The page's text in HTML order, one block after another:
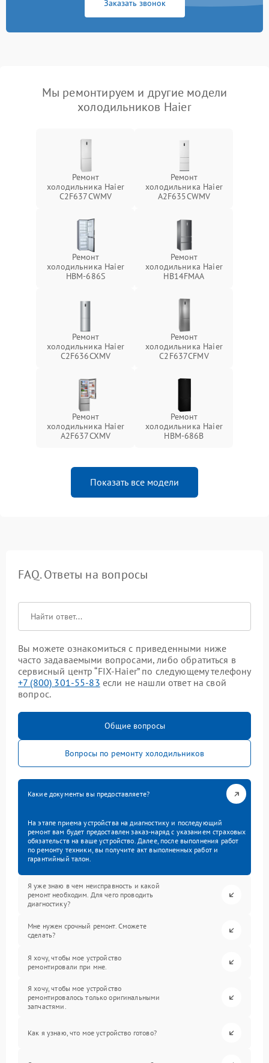
Заказать звонок
Мы ремонтируем и другие модели
холодильников Haier
Ремонт
холодильника Haier
C2F637CWMV
Ремонт
холодильника Haier
A2F635CWMV
Ремонт
холодильника Haier
HBM-686S
Ремонт
холодильника Haier
HB14FMAA
Ремонт
холодильника Haier
C2F636CXMV
Ремонт
холодильника Haier
C2F637CFMV
Ремонт
холодильника Haier
A2F637CXMV
Ремонт
холодильника Haier
HBM-686B
Показать все модели
FAQ. Ответы на вопросы
Вы можете ознакомиться с приведенными ниже
часто задаваемыми вопросами, либо обратиться в
сервисный центр “FIX-Haier” по следующему телефону
+7 (800) 301-55-83 если не нашли ответ на свой
вопрос.
Общие вопросы
Вопросы по ремонту холодильников
Какие документы вы предоставляете?
На этапе приема устройства на диагностику и последующий
ремонт вам будет предоставлен заказ-наряд с указанием страховых
обязательств на ваше устройство. Далее, после выполнения работ
по ремонту техники, вы получите акт выполненных работ и
гарантийный талон.
Я уже знаю в чем неисправность и какой
ремонт необходим. Для чего проводить
диагностику?
Мне нужен срочный ремонт. Сможете
сделать?
Я хочу, чтобы мое устройство
ремонтировали при мне.
Я хочу, чтобы мое устройство
ремонтировалось только оригинальными
запчастями.
Как я узнаю, что мое устройство готово?